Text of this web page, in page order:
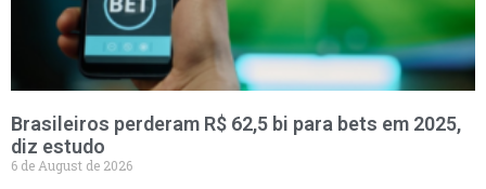
Brasileiros perderam R$ 62,5 bi para bets em 2025,
diz estudo
6 de August de 2026